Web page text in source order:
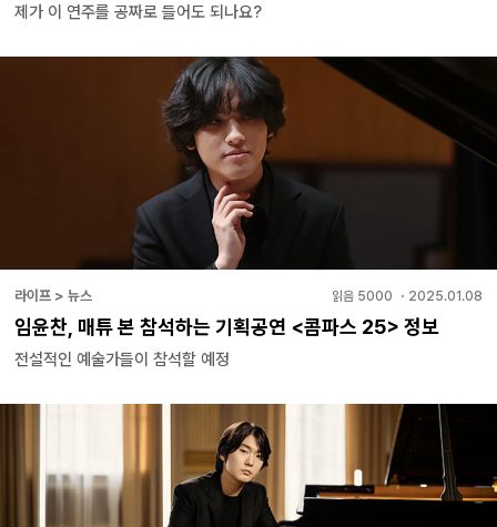
제가 이 연주를 공짜로 들어도 되나요?
라이프 > 뉴스 읽음 5000 ・ 2025.01.08
임윤찬, 매튜 본 참석하는 기획공연 <콤파스 25> 정보
전설적인 예술가들이 참석할 예정